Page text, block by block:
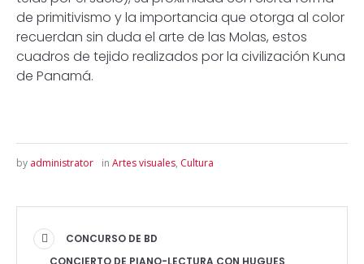
de primitivismo y la importancia que otorga al color
recuerdan sin duda el arte de las Molas, estos
cuadros de tejido realizados por la civilización Kuna
de Panamá.
by administrator in Artes visuales, Cultura
CONCURSO DE BD
CONCIERTO DE PIANO-LECTURA CON HUGUES